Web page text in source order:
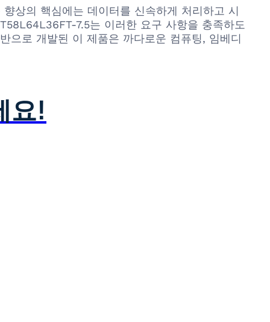
상의 핵심에는 데이터를 신속하게 처리하고 시
7.5는 이러한 요구 사항을 충족하도
으로 개발된 이 제품은 까다로운 컴퓨팅, 임베디
요!